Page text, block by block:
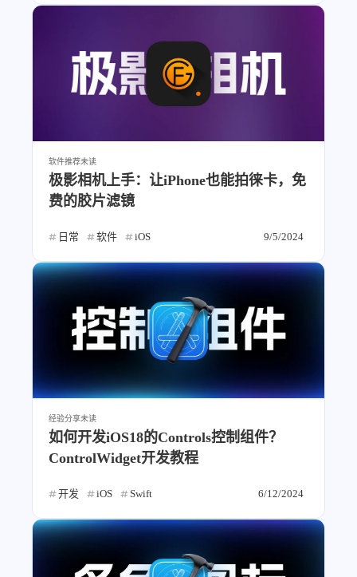
软件推荐未读
极影相机上手：让iPhone也能拍徕卡，免
费的胶片滤镜
日常 软件 iOS 9/5/2024
经验分享未读
如何开发iOS18的Controls控制组件？
ControlWidget开发教程
开发 iOS Swift 6/12/2024